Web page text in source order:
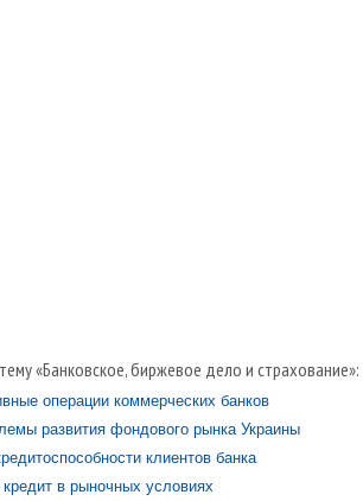
«Банковское, биржевое дело и страхование»:
операции коммерческих банков
развития фондового рынка Украины
клиентов банка
кредит в рыночных условиях